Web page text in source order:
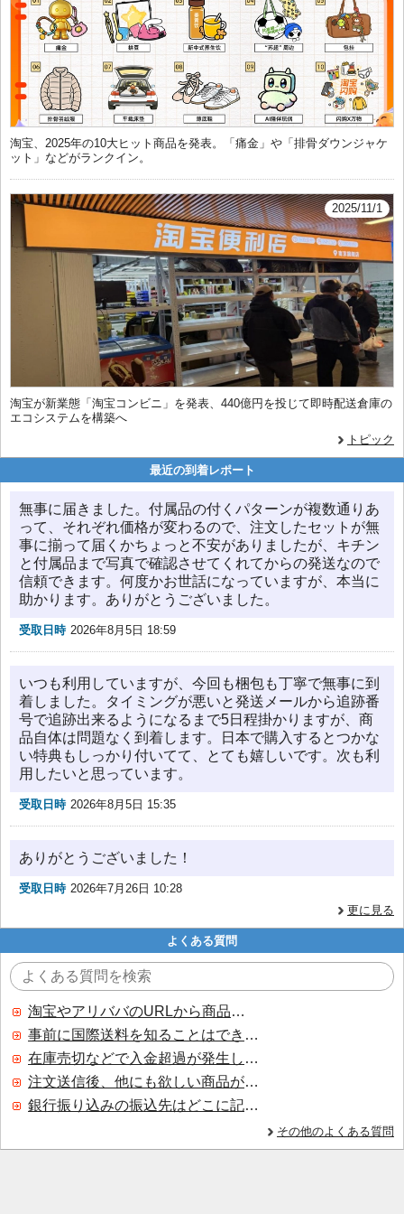
淘宝、2025年の10大ヒット商品を発表。「痛金」や「排骨ダウンジャケ
ット」などがランクイン。
2025/11/1
淘宝が新業態「淘宝コンビニ」を発表、440億円を投じて即時配送倉庫の
エコシステムを構築へ
トピック
最近の到着レポート
無事に届きました。付属品の付くパターンが複数通りあ
って、それぞれ価格が変わるので、注文したセットが無
事に揃って届くかちょっと不安がありましたが、キチン
と付属品まで写真で確認させてくれてからの発送なので
信頼できます。何度かお世話になっていますが、本当に
助かります。ありがとうございました。
受取日時 2026年8月5日 18:59
いつも利用していますが、今回も梱包も丁寧で無事に到
着しました。タイミングが悪いと発送メールから追跡番
号で追跡出来るようになるまで5日程掛かりますが、商
品自体は問題なく到着します。日本で購入するとつかな
い特典もしっかり付いてて、とても嬉しいです。次も利
用したいと思っています。
受取日時 2026年8月5日 15:35
ありがとうございました！
受取日時 2026年7月26日 10:28
更に見る
よくある質問
淘宝やアリババのURLから商品を探すことはできますか？
事前に国際送料を知ることはできますか？
在庫売切などで入金超過が発生した場合はいつ返金されますか？
注文送信後、他にも欲しい商品が見つかった場合、追加注文できますか？
銀行振り込みの振込先はどこに記載されていますか？
その他のよくある質問